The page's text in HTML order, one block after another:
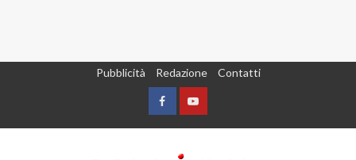
Pubblicità Redazione Contatti
FacebookYountube